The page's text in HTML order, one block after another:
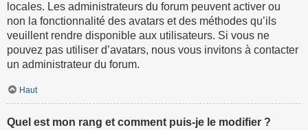
locales. Les administrateurs du forum peuvent activer ou
non la fonctionnalité des avatars et des méthodes qu’ils
veuillent rendre disponible aux utilisateurs. Si vous ne
pouvez pas utiliser d’avatars, nous vous invitons à contacter
un administrateur du forum.
Haut
Quel est mon rang et comment puis-je le modifier ?